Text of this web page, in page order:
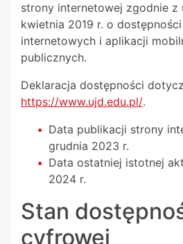
strony internetowej zgodnie z
kwietnia 2019 r. o
internetowych i aplikacji
publicznych.
Deklaracja dostępności
https://www.ujd.edu.pl/.
Data publikacji strony
grudnia 2023 r.
Data ostatniej istotnej
2024 r.
Stan
cyfrowej